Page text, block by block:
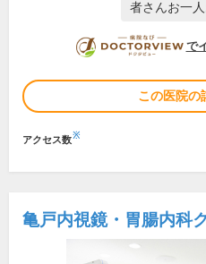
者さんお一
で
この医院の
アクセス数※
亀戸内視鏡・胃腸内科